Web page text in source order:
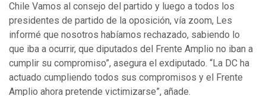
Chile Vamos al consejo del partido y luego a todos los
presidentes de partido de la oposición, vía zoom, Les
informé que nosotros habíamos rechazado, sabiendo lo
que iba a ocurrir, que diputados del Frente Amplio no iban a
cumplir su compromiso”, asegura el exdiputado. “La DC ha
actuado cumpliendo todos sus compromisos y el Frente
Amplio ahora pretende victimizarse”, añade.